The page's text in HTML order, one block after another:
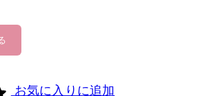
お気に入りに追加